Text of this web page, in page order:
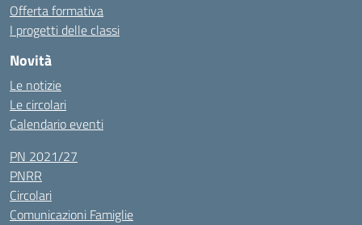
Offerta formativa
I progetti delle classi
Novità
Le notizie
Le circolari
Calendario eventi
PN 2021/27
PNRR
Circolari
Comunicazioni Famiglie